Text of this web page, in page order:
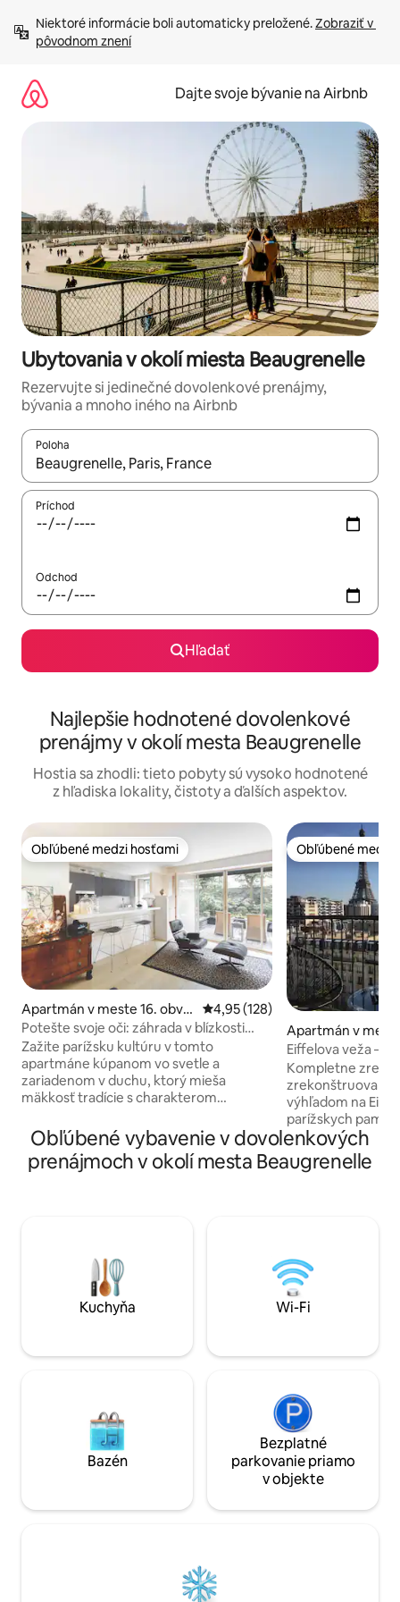
obsah.
Niektoré informácie boli automaticky preložené. Zobraziť v
pôvodnom znení
Dajte svoje bývanie na Airbnb
Ubytovania v okolí miesta Beaugrenelle
Rezervujte si jedinečné dovolenkové prenájmy,
bývania a mnoho iného na Airbnb
Poloha
Keď budú výsledky k dispozícii, môžete si ich prechádzať
Príchod
Odchod
Hľadať
Najlepšie hodnotené dovolenkové
prenájmy v okolí mesta Beaugrenelle
Hostia sa zhodli: tieto pobyty sú vysoko hodnotené
z hľadiska lokality, čistoty a ďalších aspektov.
Obľúbené medzi hosťami
Obľúbené medzi hosťami
Apartmán v meste 16. obvo
d
Priemerné ohodnotenie 4,95 z
4,95 (128)
Potešte svoje oči: záhrada v blízkosti
Eiffelovej veže
Zažite parížsku kultúru v tomto
apartmáne kúpanom vo svetle a
zariadenom v duchu, ktorý mieša
mäkkosť tradície s charakterom
všetky jeho izby s výhľadom na rozkošnú
záhradu. Ideálne prostredie, chránené
záhradou, 3 kroky od brehov Seiny a
Stanica metra Passy vzdialená 1 minútu
Autobus 72 ( najkrajšia cesta autobusom
Živá a srdečná štvrť, jazdná vzdialenosť
komerčná Rue de Passy! 500 m od
500 m od hostiteľa Lenôtre! 5 minút
metrom od Víťazného oblúka! Naproti
mostu Bir Hakeim s výhľadom na
Eiffelovu vežu! 3 minúty metrom Place
1 minútu Autobus 72 ( najkrajšia cesta
veža, Trocadero, brehy Seiny a veľmi
komerčná rue de Passy, nájdete mnoho
Obľúbené medzi
Obľúbené medzi
Apartmán v
obvod
Eiffelova veža –
výhľad a
Kompletne
zrekonštruované
výhľadom na
parížskych
vychutnajte si
Eiffelovu vežu
manželskej
metra. Budova je
susedstve je veľa
reštaurácií. Klimatizácia,
vysokorýchlostné
Obľúbené vybavenie v dovolenkových
prenájmoch v okolí mesta Beaugrenelle
Kuchyňa Wi-Fi
Bazén
Bezplatné
parkovanie priamo
v objekte